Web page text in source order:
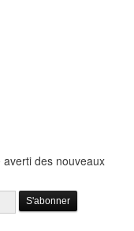
des nouveaux